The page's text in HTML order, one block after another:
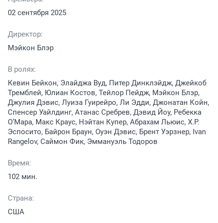
02 сентября 2025
Директор:
Мэйкон Блэр
В ролях:
Кевин Бейкон, Элайджа Вуд, Питер Динклэйдж, Джейкоб
Тремблей, Юлиан Костов, Тейлор Пейдж, Мэйкон Блэр,
Джулия Дэвис, Луиза Гуирейро, Ли Эдди, Джонатан Койн,
Спенсер Уайлдинг, Атанас Сребрев, Дэвид Йоу, Ребекка
О’Мара, Макс Краус, Нэйтан Купер, Абрахам Льюис, Х.Р.
Эспосито, Байрон Браун, Оуэн Дэвис, Брент Уэрзнер, Ivan
Rangelov, Саймон Фик, Эммануэль Тодоров
Время:
102 мин.
Страна:
США